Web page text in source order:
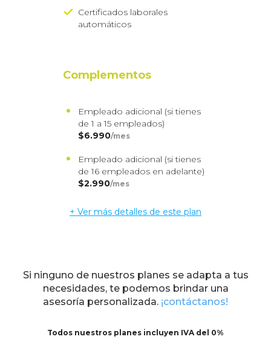
Certificados laborales
automáticos
+ Ver más detalles de este plan
Complementos
Empleado adicional (si tienes
de 1 a 15 empleados)
$6.990/mes
Empleado adicional (si tienes
de 16 empleados en adelante)
$2.990/mes
Si ninguno de nuestros planes se adapta a tus
necesidades, te podemos brindar una
asesoría personalizada. ¡contáctanos!
Todos nuestros planes incluyen IVA del 0%